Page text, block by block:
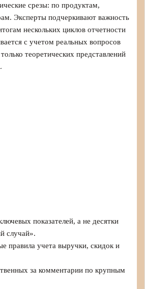
срезы: по продуктам,
Эксперты подчеркивают важность
нескольких циклов отчетности
с учетом реальных вопросов
теоретических представлений
показателей, а не десятки
случай».
правила учета выручки, скидок и
за комментарии по крупным